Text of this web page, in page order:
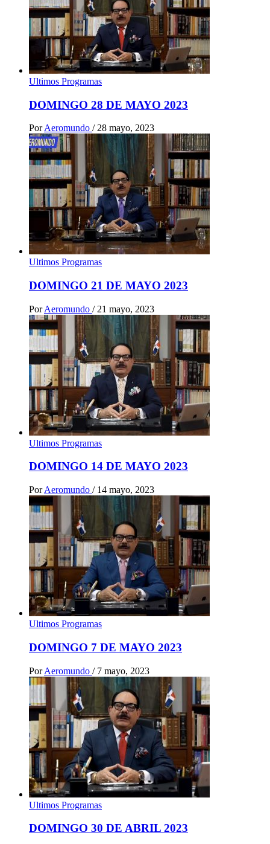
Ultimos Programas
DOMINGO 28 DE MAYO 2023
Por Aeromundo / 28 mayo, 2023
Ultimos Programas
DOMINGO 21 DE MAYO 2023
Por Aeromundo / 21 mayo, 2023
Ultimos Programas
DOMINGO 14 DE MAYO 2023
Por Aeromundo / 14 mayo, 2023
Ultimos Programas
DOMINGO 7 DE MAYO 2023
Por Aeromundo / 7 mayo, 2023
Ultimos Programas
DOMINGO 30 DE ABRIL 2023